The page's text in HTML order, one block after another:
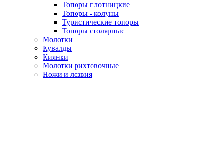
Топоры плотницкие
Топоры - колуны
Туристические топоры
Топоры столярные
Молотки
Кувалды
Киянки
Молотки рихтовочные
Ножи и лезвия